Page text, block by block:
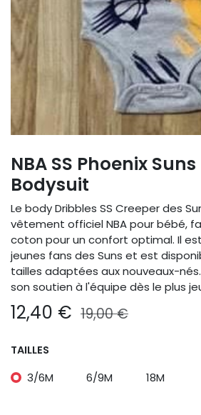
NBA SS Phoenix
Bodysuit
Le body Dribbles SS Creeper des
vêtement officiel NBA pour bébé,
coton pour un confort optimal. Il
jeunes fans des Suns et est
tailles adaptées aux nouveaux-
son soutien à l'équipe dès le plus
12,40 € 19,00€
TAILLES
3/6M 6/9M 18M